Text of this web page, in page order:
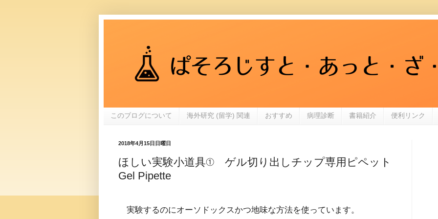
このブログについて 海外研究 (留学) 関連 おすすめ 病理診断 書籍紹介 便利リンク
2018年4月15日日曜日
ほしい実験小道具① ゲル切り出しチップ専用ピペット
Gel Pipette
実験するのにオーソドックスかつ地味な方法を使っています。